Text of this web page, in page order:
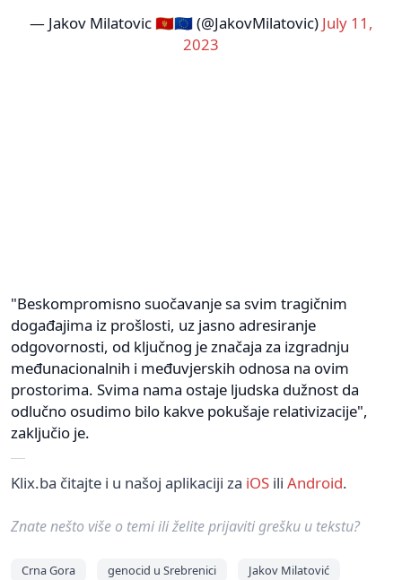
— Jakov Milatovic 🇲🇪🇪🇺 (@JakovMilatovic) July 11,
2023
"Beskompromisno suočavanje sa svim tragičnim
događajima iz prošlosti, uz jasno adresiranje
odgovornosti, od ključnog je značaja za izgradnju
međunacionalnih i međuvjerskih odnosa na ovim
prostorima. Svima nama ostaje ljudska dužnost da
odlučno osudimo bilo kakve pokušaje relativizacije",
zaključio je.
Klix.ba čitajte i u našoj aplikaciji za iOS ili Android.
Znate nešto više o temi ili želite prijaviti grešku u tekstu?
Crna Gora genocid u Srebrenici Jakov Milatović